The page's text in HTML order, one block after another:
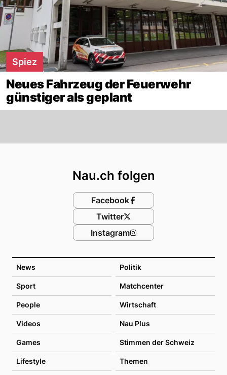
Spiez
Neues Fahrzeug der Feuerwehr
günstiger als geplant
News Politik
Sport Matchcenter
People Wirtschaft
Videos Nau Plus
Games Stimmen der Schweiz
Lifestyle Themen
Nau.ch folgen
Facebook
Twitter
Instagram